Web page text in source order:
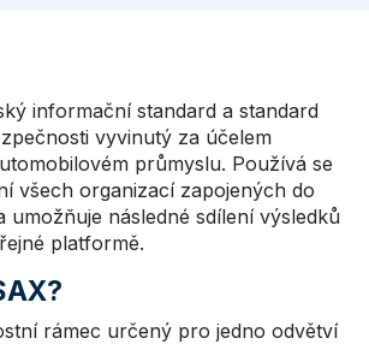
informační standard a standard
vyvinutý za účelem
průmyslu. Používá se
všech organizací zapojených do
umožňuje následné sdílení výsledků
platformě.
rámec určený pro jedno odvětví